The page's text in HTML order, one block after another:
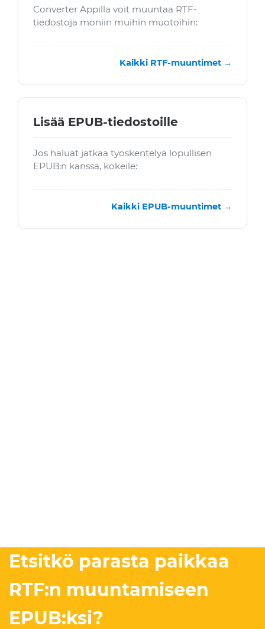
Converter Appilla voit muuntaa RTF-
tiedostoja moniin muihin muotoihin:
Kaikki RTF-muuntimet →
Lisää EPUB-tiedostoille
Jos haluat jatkaa työskentelyä lopullisen
EPUB:n kanssa, kokeile:
Kaikki EPUB-muuntimet →
Etsitkö parasta paikkaa
RTF:n muuntamiseen
EPUB:ksi?